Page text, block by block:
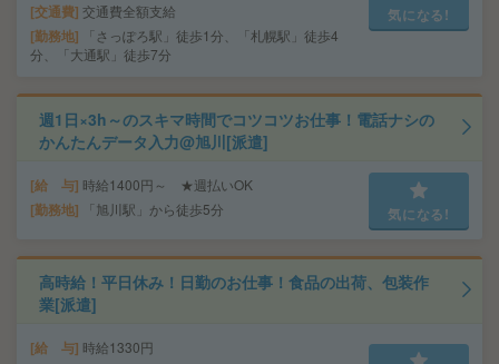
交通費 交通費全額支給
勤務地
「さっぽろ駅」徒歩1分、「札幌駅」徒歩4
分、「大通駅」徒歩7分
気になる!
週1日×3h～のスキマ時間でコツコツお仕事！電話ナシの
かんたんデータ入力@旭川[派遣]
給 与 時給1400円～ ★週払いOK
勤務地 「旭川駅」から徒歩5分 気になる!
高時給！平日休み！日勤のお仕事！食品の出荷、包装作
業[派遣]
給 与 時給1330円